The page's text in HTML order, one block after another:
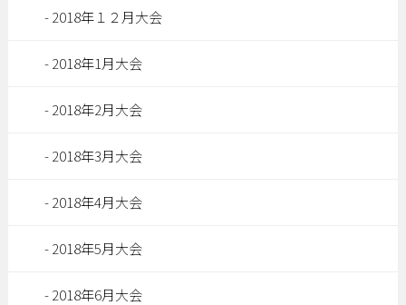
2018年１２月大会
2018年1月大会
2018年2月大会
2018年3月大会
2018年4月大会
2018年5月大会
2018年6月大会